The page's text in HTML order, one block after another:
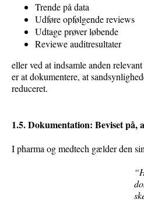
Trende på data
Udføre opfølgende reviews
Udtage prøver løbende
Reviewe auditresultater
eller ved at indsamle anden
er at dokumentere, at
reduceret.
1.5. Dokumentation: Beviset på,
Ipharma ogmedtech gælderden